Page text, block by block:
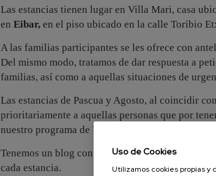
Las estancias tienen lugar en Villa Mari, casa
en Eibar, en el piso ubicado en la calle Toribio
A las familias participantes se les ofrece con
Del mismo modo, tratamos de dar respuesta a
familias, así como a aquellas situaciones de
Las estancias de Pascua y Agosto, al coincidir
prioritariamente a aquellas personas que por
nuestro programa de Vacaciones.
Tenemos un blog con toda la información y
cada estancia.
Uso de Cookies
Utilizamos cookies propias y